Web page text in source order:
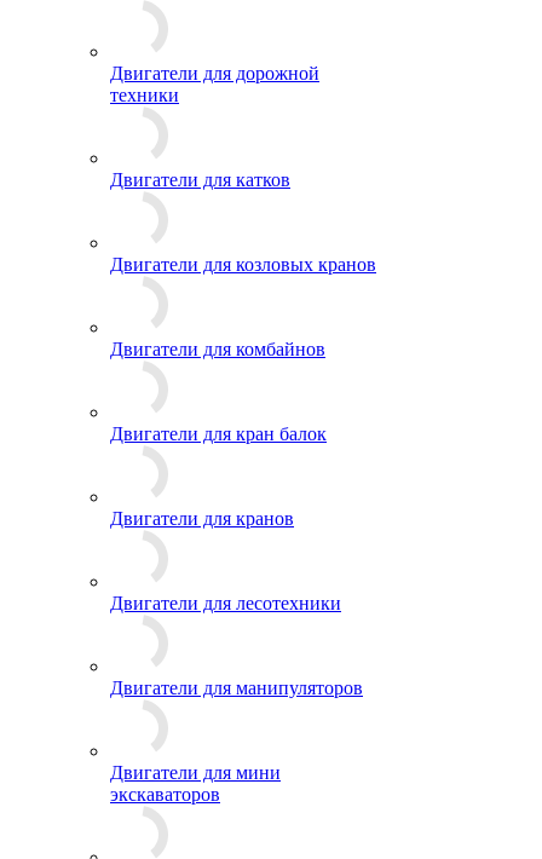
Двигатели для дорожной
техники
Двигатели для катков
Двигатели для козловых кранов
Двигатели для комбайнов
Двигатели для кран балок
Двигатели для кранов
Двигатели для лесотехники
Двигатели для манипуляторов
Двигатели для мини
экскаваторов